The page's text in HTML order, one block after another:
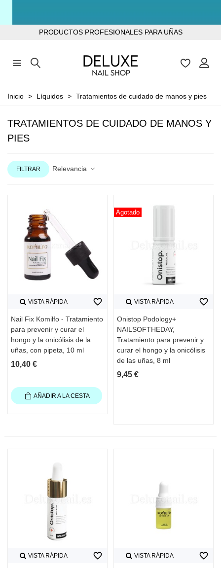
PRODUCTOS PROFESIONALES PARA UÑAS
Inicio > Líquidos > Tratamientos de cuidado de manos y pies
TRATAMIENTOS DE CUIDADO DE MANOS Y
PIES
FILTRAR Relevancia
VISTA RÁPIDA
Nail Fix Komilfo - Tratamiento
para prevenir y curar el
hongo y la onicólisis de la
uñas, con pipeta, 10 ml
10,40 €
favorite_border
AÑADIR A LA CESTA
Agotado
VISTA RÁPIDA
Onistop Podology+
NAILSOFTHEDAY,
Tratamiento para prevenir y
curar el hongo y la onicólisis
de las uñas, 8 ml
9,45 €
favorite_border
VISTA RÁPIDA favorite_border VISTA RÁPIDA favorite_border